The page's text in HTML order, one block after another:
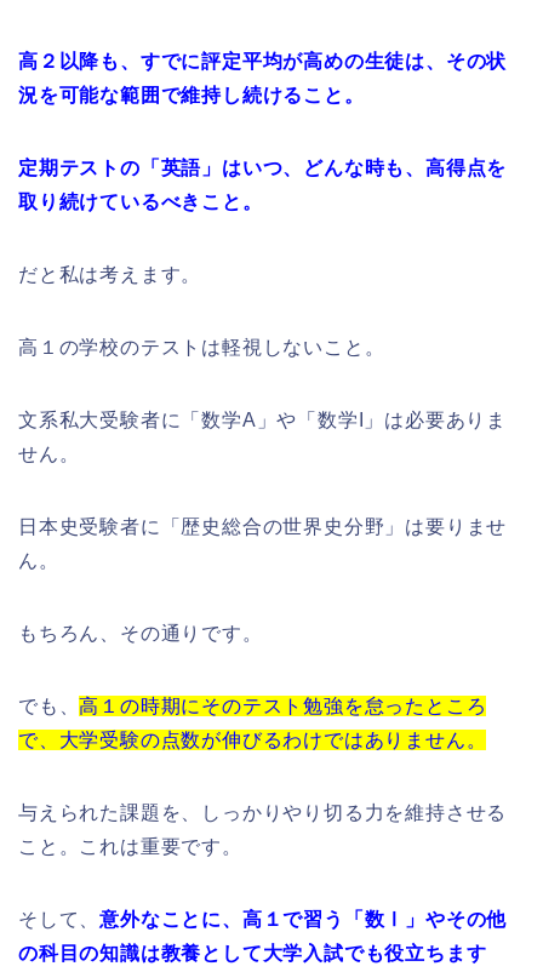
高２以降も、すでに評定平均が高めの生徒は、その状
況を可能な範囲で維持し続けること。
定期テストの「英語」はいつ、どんな時も、高得点を
取り続けているべきこと。
だと私は考えます。
高１の学校のテストは軽視しないこと。
文系私大受験者に「数学A」や「数学I」は必要ありま
せん。
日本史受験者に「歴史総合の世界史分野」は要りませ
ん。
もちろん、その通りです。
でも、高１の時期にそのテスト勉強を怠ったところ
で、大学受験の点数が伸びるわけではありません。
与えられた課題を、しっかりやり切る力を維持させる
こと。これは重要です。
そして、意外なことに、高１で習う「数Ⅰ」やその他
の科目の知識は教養として大学入試でも役立ちます